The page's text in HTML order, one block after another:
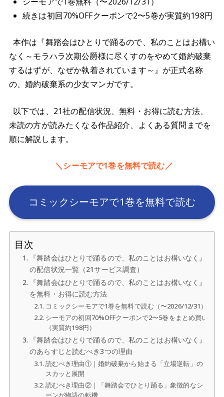
続きは初回70%OFFクーポンで2〜5巻が実質約198円
本作は『舞踏会はひとりで踊るので、私のことはお構い
なく～モラハラ次期公爵様に尽くすのをやめて婚約破棄
するはずが、なぜか執着されています～』が正式名称
の、婚約破棄系の少女マンガです。
以下では、21社の配信状況、無料・お得に読む方法、
未読の方が読みたくなる作品紹介、よくある質問までを
順に解説します。
＼シーモアで1巻を無料で読む／
コミックシーモアで1巻を無料で読む
目次
『舞踏会はひとりで踊るので、私のことはお構いなく』
の配信状況一覧（21サービス調査）
『舞踏会はひとりで踊るので、私のことはお構いなく』
を無料・お得に読む方法
コミックシーモアで1巻を無料で読む（〜2026/12/31）
シーモアの初回70%OFFクーポンで2〜5巻をまとめ買い
（実質約198円）
『舞踏会はひとりで踊るので、私のことはお構いなく』
のあらすじと読むべき3つの理由
読むべき理由①｜婚約破棄から始まる「立場逆転」の
スカッと展開
読むべき理由②｜「舞踏会でひとり踊る」象徴的なシ
ーンが物語の転機